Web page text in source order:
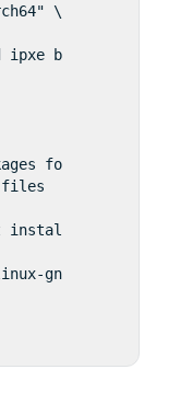
\
fo
files
instal